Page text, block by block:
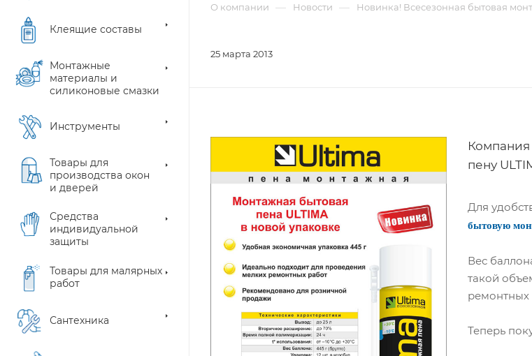
Клеящие составы
Монтажные
материалы и
силиконовые смазки
Инструменты
Товары для
производства окон
и дверей
Средства
индивидуальной
защиты
Товары для малярных
работ
Сантехника
О компании — Новости — Новинка! Всесезонная бытовая
25 марта 2013
пену
Для
бытовую
Вес
такой
ремонтных
Теперь